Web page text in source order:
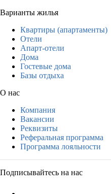
Варианты жилья
Квартиры (апартаменты)
Отели
Апарт-отели
Дома
Гостевые дома
Базы отдыха
О нас
Компания
Вакансии
Реквизиты
Реферальная программа
Программа лояльности
Подписывайтесь на нас